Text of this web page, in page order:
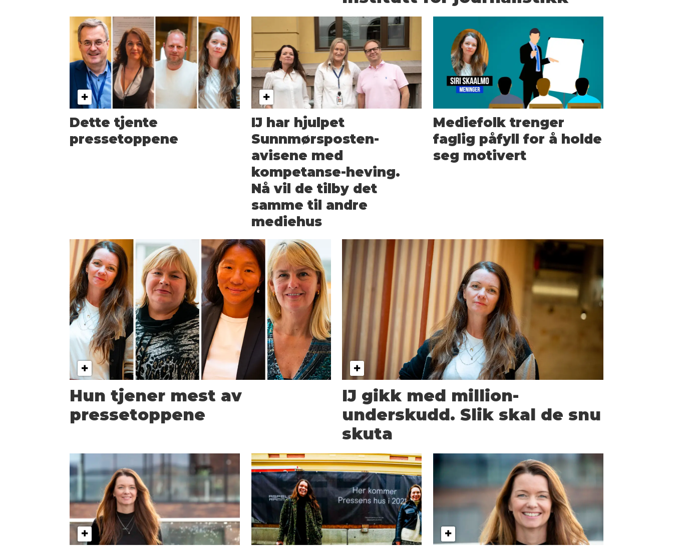
Dette tjente
pressetoppene
IJ har hjulpet
Sunnmørsposten-
avisene med
kompetanse-heving.
Nå vil de tilby det
samme til andre
mediehus
Mediefolk trenger
faglig påfyll for å holde
seg motivert
Hun tjener mest av
pressetoppene
IJ gikk med million-
underskudd. Slik skal de snu
skuta